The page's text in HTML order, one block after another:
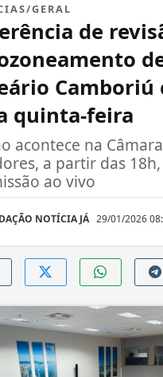
GERAL
de
quinta-feira
acontece na
a partir das
ao vivo
NOTÍCIA JÁ 29/01/2026